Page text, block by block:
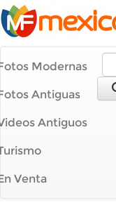
Modernas
Antiguas
Antiguos
Venta